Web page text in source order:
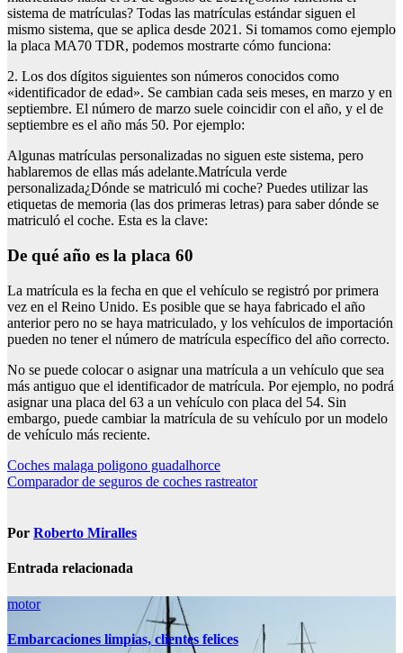
sistema de matrículas? Todas las matrículas estándar siguen el
mismo sistema, que se aplica desde 2021. Si tomamos como ejemplo
la placa MA70 TDR, podemos mostrarte cómo funciona:
2. Los dos dígitos siguientes son números conocidos como
«identificador de edad». Se cambian cada seis meses, en marzo y en
septiembre. El número de marzo suele coincidir con el año, y el de
septiembre es el año más 50. Por ejemplo:
Algunas matrículas personalizadas no siguen este sistema, pero
hablaremos de ellas más adelante.Matrícula verde
personalizada¿Dónde se matriculó mi coche? Puedes utilizar las
etiquetas de memoria (las dos primeras letras) para saber dónde se
matriculó el coche. Esta es la clave:
De qué año es la placa 60
La matrícula es la fecha en que el vehículo se registró por primera
vez en el Reino Unido. Es posible que se haya fabricado el año
anterior pero no se haya matriculado, y los vehículos de importación
pueden no tener el número de matrícula específico del año correcto.
No se puede colocar o asignar una matrícula a un vehículo que sea
más antiguo que el identificador de matrícula. Por ejemplo, no podrá
asignar una placa del 63 a un vehículo con placa del 54. Sin
embargo, puede cambiar la matrícula de su vehículo por un modelo
de vehículo más reciente.
Navegación
de
Coches malaga poligono guadalhorce
Comparador de seguros de coches rastreator
Por Roberto Miralles
Entrada relacionada
motor
Embarcaciones limpias, clientes felices